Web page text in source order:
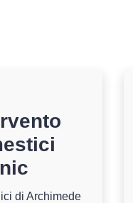
di Archimede